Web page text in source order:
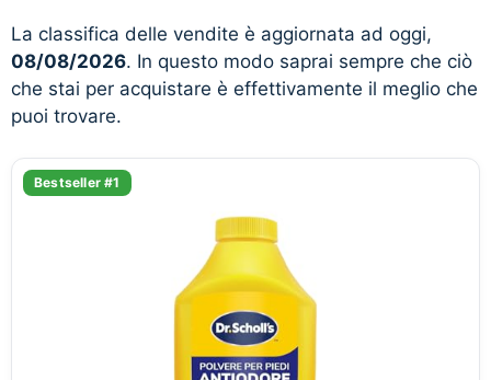
La classifica delle vendite è aggiornata ad oggi,
08/08/2026. In questo modo saprai sempre che ciò
che stai per acquistare è effettivamente il meglio che
puoi trovare.
Bestseller #1